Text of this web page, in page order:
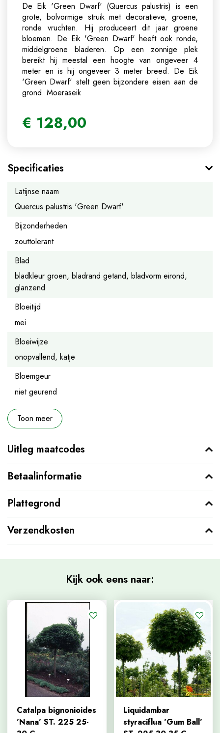
De Eik 'Green Dwarf' (Quercus palustris) is een
grote, bolvormige struik met decoratieve, groene,
ronde vruchten. Hij produceert dit jaar groene
bloemen. De Eik 'Green Dwarf' heeft ook ronde,
middelgroene bladeren. Op een zonnige plek
bereikt hij meestal een hoogte van ongeveer 4
meter en is hij ongeveer 3 meter breed. De Eik
'Green Dwarf' stelt geen bijzondere eisen aan de
grond. Moeraseik
€ 128,00
Specificaties
Latijnse naam
Quercus palustris 'Green Dwarf'
Bijzonderheden
zouttolerant
Blad
bladkleur groen, bladrand getand, bladvorm eirond,
glanzend
Bloeitijd
mei
Bloeiwijze
onopvallend, katje
Bloemgeur
niet geurend
Toon meer
Uitleg maatcodes
Betaalinformatie
Plattegrond
Verzendkosten
Kijk ook eens naar:
Catalpa bignonioides
'Nana' ST. 225 25-
Liquidambar
styraciflua 'Gum Ball'